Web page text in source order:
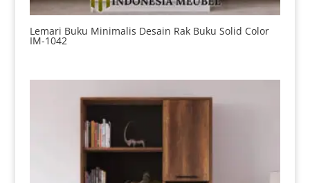
Lemari Buku Minimalis Desain Rak Buku Solid Color
IM-1042